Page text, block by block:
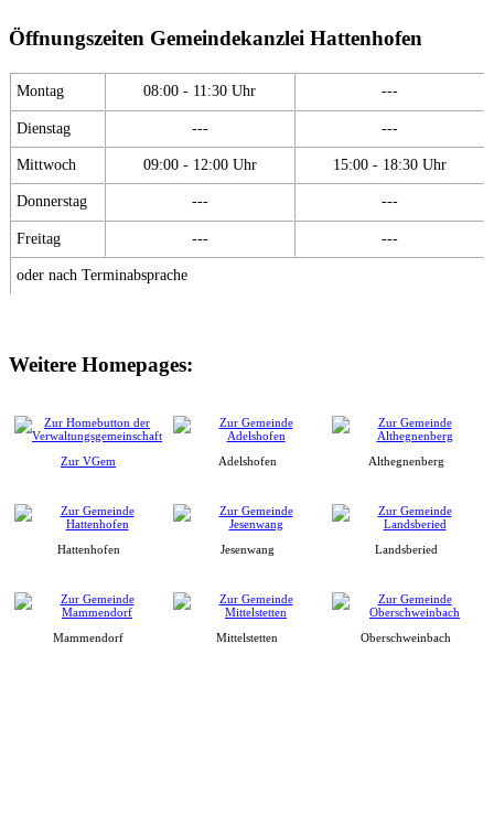
Öffnungszeiten Gemeindekanzlei Hattenhofen
Montag 08:00 - 11:30 Uhr ---
Dienstag --- ---
Mittwoch 09:00 - 12:00 Uhr 15:00 - 18:30 Uhr
Donnerstag --- ---
Freitag --- ---
oder nach Terminabsprache
Weitere Homepages:
Zur VGem Adelshofen Althegnenberg
Hattenhofen Jesenwang Landsberied
Mammendorf Mittelstetten Oberschweinbach